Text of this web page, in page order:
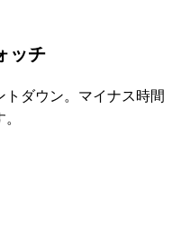
ッチ
トダウン。マイナス時間